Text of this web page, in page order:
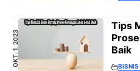
OKT. 1, 2023
Tips
Baik
BISNIS